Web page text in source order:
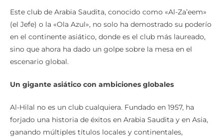
Este club de Arabia Saudita, conocido como «Al-Za’eem»
(el Jefe) o la «Ola Azul», no solo ha demostrado su poderío
en el continente asiático, donde es el club más laureado,
sino que ahora ha dado un golpe sobre la mesa en el
escenario global.
Un gigante asiático con ambiciones globales
Al-Hilal no es un club cualquiera. Fundado en 1957, ha
forjado una historia de éxitos en Arabia Saudita y en Asia,
ganando múltiples títulos locales y continentales,